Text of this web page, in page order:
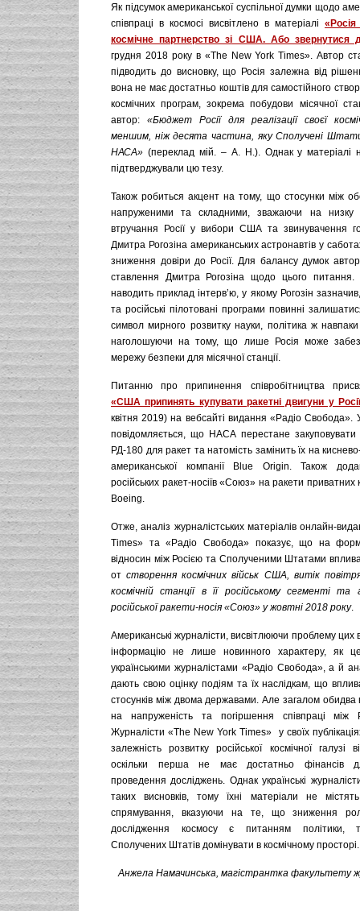
Як підсумок американської суспільної думки щодо
співпраці в космосі висвітлено в матеріалі
космічне партнерство зі США. Або звернутися
грудня 2018 року в «The New York Times». Автор
підводить до висновку, що Росія залежна від
вона не має достатньо коштів для самостійного
космічних програм, зокрема побудови місячної
автор: «Бюджет Росії для реалізації своєї
меншим, ніж десята частина, яку Сполучені
НАСА» (переклад мій. – А. Н.). Однак у матеріалі
підтверджували цю тезу.
Також робиться акцент на тому, що стосунки між
напруженими та складними, зважаючи на низку
втручання Росії у вибори США та звинувачення
Дмитра Рогозіна американських астронавтів у
зниження довіри до Росії. Для балансу думок автор
ставлення Дмитра Рогозіна щодо цього питання.
наводить приклад інтерв’ю, у якому Рогозін
та російські пілотовані програми повинні
символ мирного розвитку науки, політика ж
наголошуючи на тому, що лише Росія може
мережу безпеки для місячної станції.
Питанню про припинення співробітництва
«США припинять купувати ракетні двигуни у
квітня 2019) на вебсайті видання «Радіо
повідомляється, що НАСА перестане закуповувати
РД-180 для ракет та натомість замінить їх на
американської компанії Blue Origin. Також
російських ракет-носіїв «Союз» на ракети приватних
Boeing.
Отже, аналіз журналістських матеріалів онлайн-
Times» та «Радіо Свобода» показує, що на
відносин між Росією та Сполученими Штатами
отстворення космічних військ США, витік
космічній станції в її російському сегменті та
російської ракети-носія «Союз» у жовтні 2018 року.
Американські журналісти, висвітлюючи проблему цих
інформацію не лише новинного характеру, як
українськими журналістами «Радіо Свобода», а й
дають свою оцінку подіям та їх наслідкам, що
стосунків між двома державами. Але загалом обидва
на напруженість та погіршення співпраці
Журналісти «The New York Times» у своїх
залежність розвитку російської космічної галузі
оскільки перша не має достатньо фінансів
проведення досліджень. Однак українські
таких висновків, тому їхні матеріали не містять
спрямування, вказуючи на те, що зниження
дослідження космосу є питанням політики,
Сполучених Штатів домінувати в космічному просторі.
Анжела Намачинська, магістрантка факультету